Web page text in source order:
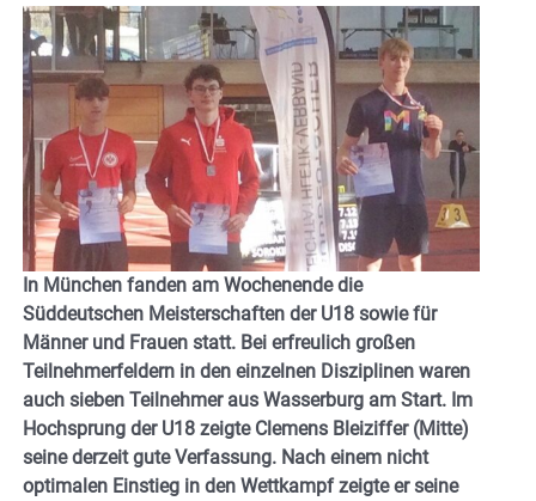
In München fanden am Wochenende die
Süddeutschen Meisterschaften der U18 sowie für
Männer und Frauen statt. Bei erfreulich großen
Teilnehmerfeldern in den einzelnen Disziplinen waren
auch sieben Teilnehmer aus Wasserburg am Start. Im
Hochsprung der U18 zeigte Clemens Bleiziffer (Mitte)
seine derzeit gute Verfassung. Nach einem nicht
optimalen Einstieg in den Wettkampf zeigte er seine